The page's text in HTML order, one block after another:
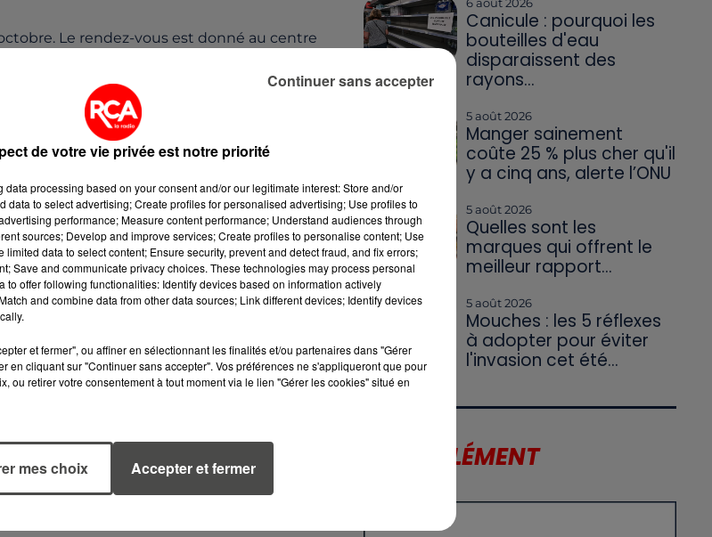
Le rendez-vous est donné au centre
la rencontre contre Amiens SC dont le
D'EAU
SAINEMENT
COÛTE 25 % PLUS
CHER QU'IL Y A
CINQ ANS,
Canicule : pourquoi les
bouteilles d'eau
disparaissent des
rayons...
5 août 2026
Manger sainement
coûte 25 % plus cher qu'il
y a cinq ans, alerte l’ONU
5 août 2026
Quelles sont les
marques qui offrent le
meilleur rapport...
5 août 2026
Mouches : les 5 réflexes
à adopter pour éviter
l'invasion cet été...
LE SUPPLÉMENT
de votre vie privée est notre priorité
data processing based on your consent and/or our legitimate interest: Store and/or
data to select advertising; Create profiles for personalised advertising; Use profiles to
performance; Measure content performance; Understand audiences through
sources; Develop and improve services; Create profiles to personalise content; Use
data to select content; Ensure security, prevent and detect fraud, and fix errors;
Save and communicate privacy choices. These technologies may process personal
to offer following functionalities: Identify devices based on information actively
and combine data from other data sources; Link different devices; Identify devices
et fermer", ou affiner en sélectionnant les finalités et/ou partenaires dans "Gérer
en cliquant sur "Continuer sans accepter". Vos préférences ne s'appliqueront que pour
ou retirer votre consentement à tout moment via le lien "Gérer les cookies" situé en
mes choix Accepter et fermer
Continuer sans accepter